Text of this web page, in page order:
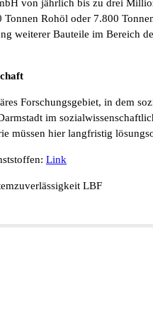
von jährlich bis zu drei
Rohöl oder 7.800
weiterer Bauteile im Bereich
Forschungsgebiet, in dem
im
müssen hier langfristig
Link
LBF